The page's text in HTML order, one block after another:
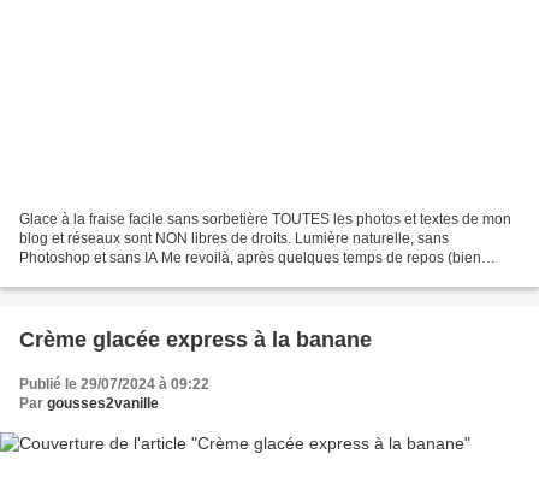
Glace à la fraise facile sans sorbetière TOUTES les photos et textes de mon
blog et réseaux sont NON libres de droits. Lumière naturelle, sans
Photoshop et sans IA Me revoilà, après quelques temps de repos (bien
Crème glacée express à la banane
Publié le 29/07/2024 à 09:22
Par gousses2vanille